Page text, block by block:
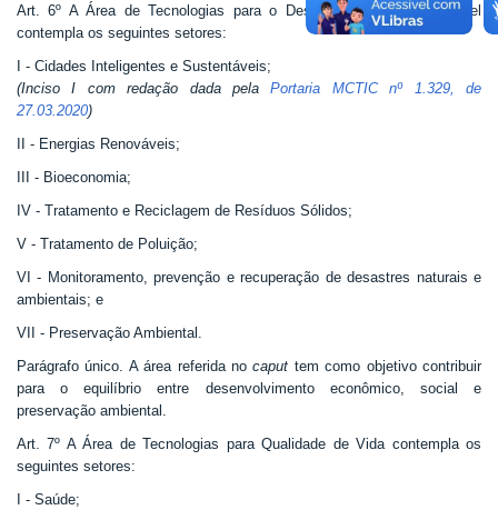
Art. 6º A Área de Tecnologias para o Desenvolvimento Sustentável
contempla os seguintes setores:
I - Cidades Inteligentes e Sustentáveis;
(Inciso I com redação dada pelaPortaria MCTIC nº 1.329, de
27.03.2020)
II - Energias Renováveis;
III - Bioeconomia;
IV - Tratamento e Reciclagem de Resíduos Sólidos;
V - Tratamento de Poluição;
VI - Monitoramento, prevenção e recuperação de desastres naturais e
ambientais; e
VII - Preservação Ambiental.
Parágrafo único. A área referida nocaput tem como objetivo contribuir
para o equilíbrio entre desenvolvimento econômico, social e
preservação ambiental.
Art. 7º A Área de Tecnologias para Qualidade de Vida contempla os
seguintes setores:
I - Saúde;